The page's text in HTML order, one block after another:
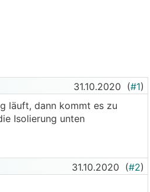
31.10.2020 (#1)
läuft, dann kommt es zu
Isolierung unten
31.10.2020 (#2)